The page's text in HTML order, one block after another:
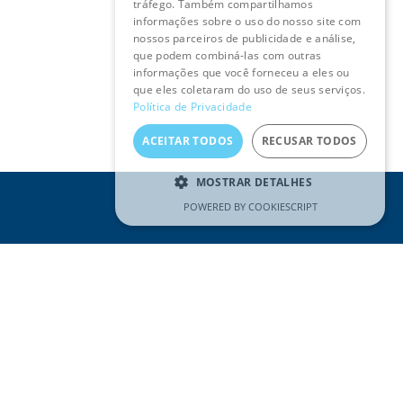
REDES SOCIAIS
tráfego. Também compartilhamos
informações sobre o uso do nosso site com
nossos parceiros de publicidade e análise,
que podem combiná-las com outras
informações que você forneceu a eles ou
que eles coletaram do uso de seus serviços.
Política de Privacidade
ACEITAR TODOS RECUSAR TODOS
MOSTRAR DETALHES
POWERED BY COOKIESCRIPT